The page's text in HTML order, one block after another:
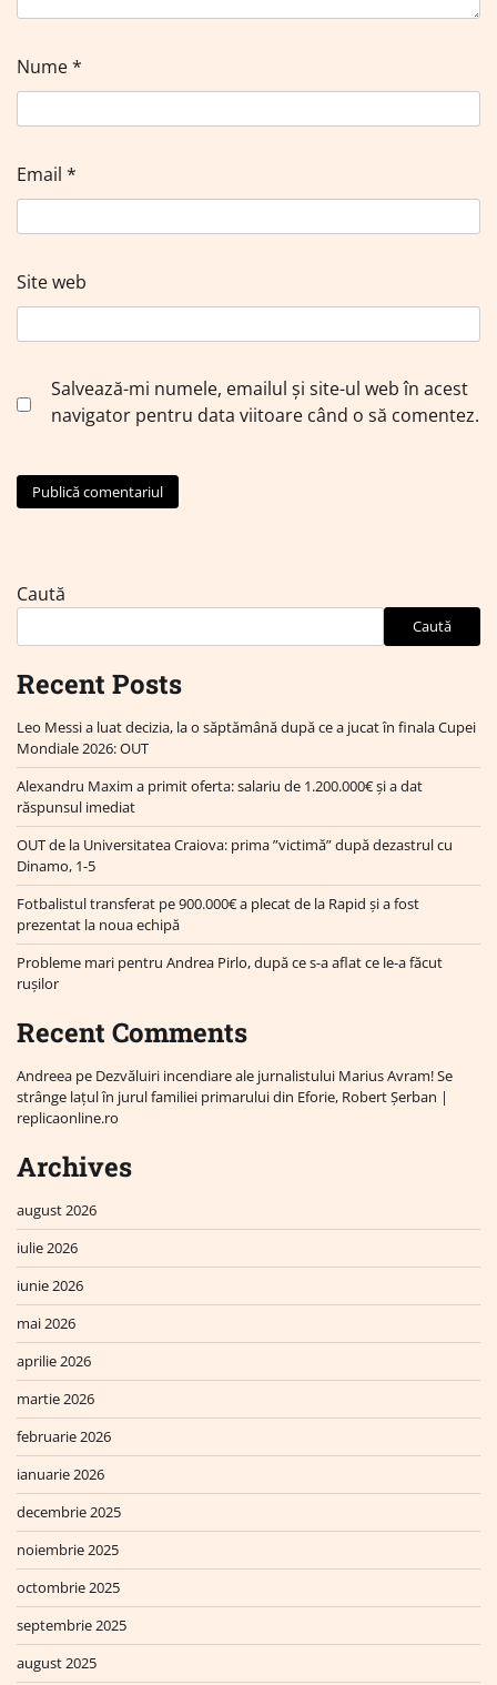
Nume*
Email *
Site web
Salvează-mi numele, emailul și site-ul web în acest
navigator pentru data viitoare când o să comentez.
Caută
Caută
Recent Posts
Leo Messi a luat decizia, la o săptămână după ce a jucat în finala Cupei
Mondiale 2026: OUT
Alexandru Maxim a primit oferta: salariu de 1.200.000€ și a dat
răspunsul imediat
OUT de la Universitatea Craiova: prima ”victimă” după dezastrul cu
Dinamo, 1-5
Fotbalistul transferat pe 900.000€ a plecat de la Rapid și a fost
prezentat la noua echipă
Probleme mari pentru Andrea Pirlo, după ce s-a aflat ce le-a făcut
rușilor
Recent Comments
Andreea pe Dezvăluiri incendiare ale jurnalistului Marius Avram! Se
strânge lațul în jurul familiei primarului din Eforie, Robert Șerban |
replicaonline.ro
Archives
august 2026
iulie 2026
iunie 2026
mai 2026
aprilie 2026
martie 2026
februarie 2026
ianuarie 2026
decembrie 2025
noiembrie 2025
octombrie 2025
septembrie 2025
august 2025